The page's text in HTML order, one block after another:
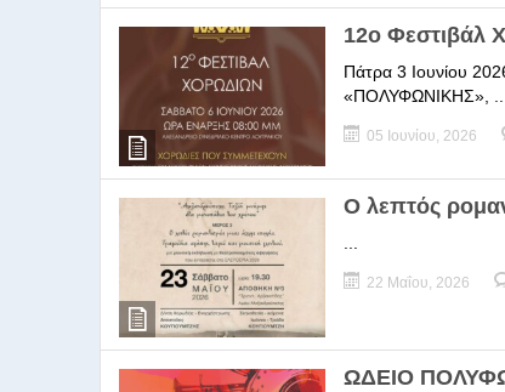
12ο Φεστιβάλ
Πάτρα 3 Ιουνίου
«ΠΟΛΥΦΩΝΙΚΗΣ», ...
05 Ιουνίου, 2026
Ο λεπτός
22 Μαΐου, 2026
ΩΔΕΙΟ